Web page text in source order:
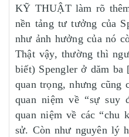
KỸ THUẬT làm rõ
nền tảng tư tưởng của
như ảnh hưởng của nó
Thật vậy, thường thì
biết) Spengler ở dăm
quan trọng, nhưng cũng
quan niệm về “sự suy
quan niệm về các “chu
sử. Còn như nguyên lý